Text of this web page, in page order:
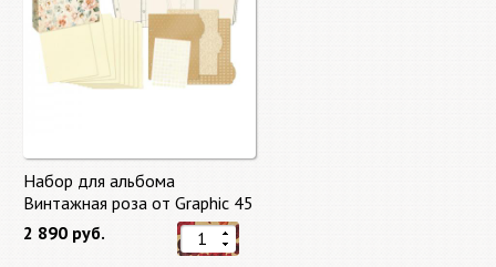
Набор для альбома
Винтажная роза от Graphic 45
2 890 руб.